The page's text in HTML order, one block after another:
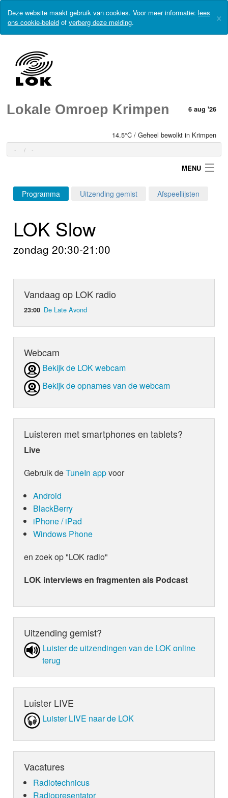
Deze website maakt gebruik van cookies. Voor meer informatie: lees
ons cookie-beleid of verberg deze melding. ×
Lokale Omroep Krimpen 6 aug '26
14.5°C / Geheel bewolkt in Krimpen
- -
MENU
Login
Home
Programma's
Nieuws
Video
Webcam
Info
Programma Uitzending gemist Afspeellijsten
LOK Slow
zondag 20:30-21:00
Vandaag op LOK radio
23:00 De Late Avond
Webcam
Bekijk de LOK webcam
Bekijk de opnames van de webcam
Luisteren met smartphones en tablets?
Live
Gebruik deTuneIn appvoor
Android
BlackBerry
iPhone / iPad
Windows Phone
en zoek op "LOK radio"
LOK interviews en fragmenten als Podcast
Uitzending gemist?
Luister de uit­zen­din­gen van de LOK online
terug
Luister LIVE
Luister LIVE naar de LOK
Vacatures
Radiotechnicus
Radiopresentator